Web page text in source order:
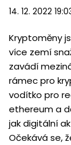
14. 12. 2022
Kryptoměny
více zemí
zavádí
rámec pro
vodítko pro
ethereum a
jak digitální
Očekává se,